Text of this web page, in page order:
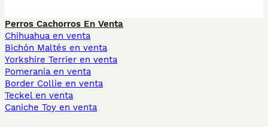
Perros Cachorros En Venta
Chihuahua en venta
Bichón Maltés en venta
Yorkshire Terrier en venta
Pomerania en venta
Border Collie en venta
Teckel en venta
Caniche Toy en venta